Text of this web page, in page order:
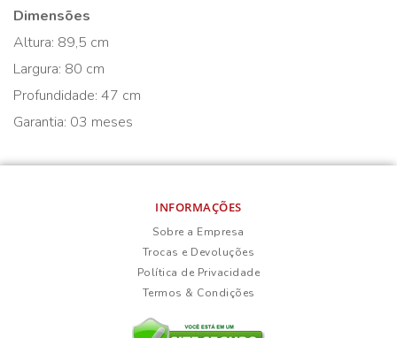
Dimensões
Altura: 89,5 cm
Largura: 80 cm
Profundidade: 47 cm
Garantia: 03 meses
INFORMAÇÕES
Sobre a Empresa
Trocas e Devoluções
Política de Privacidade
Termos & Condições